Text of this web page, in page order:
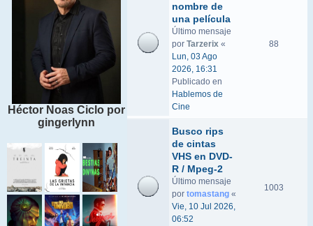
Héctor Noas Ciclo por
gingerlynn
nombre de
una película
Último mensaje
por Tarzerix «
Lun, 03 Ago
2026, 16:31
Publicado en
Hablemos de
Cine
88
Busco rips
de cintas
VHS en DVD-
R / Mpeg-2
Último mensaje
por tomastang «
Vie, 10 Jul 2026,
06:52
1003